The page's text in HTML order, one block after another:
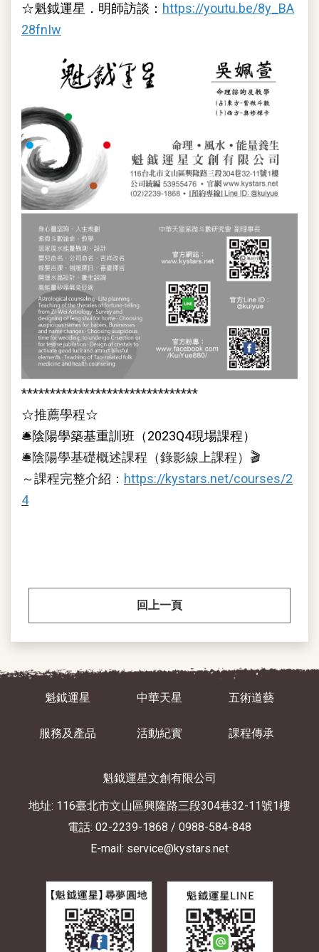
☆魁鉞運星．明師訪談： https://youtu.be/8y_BA
28fnIw
*******************************
☆推薦學程☆
🛎陰陽學築基重訓班（2023Q4現場課程）
🛎陰陽學基礎概述課程（錄影線上課程）🎬
～課程完整介紹： https://kystars.net/courses/2
4
回上一頁
魁鉞運星 中華天星 五術道藝
服務及產品 活動紀實 課程傳承
魁鉞運星文創有限公司
地址: 116臺北市文山區興隆路三段304巷32-11號1樓
電話: 02-2239-1868 / 0988-584-848
E-mail: service@kystars.net